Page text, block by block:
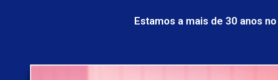
Estamos a mais de 30 anos